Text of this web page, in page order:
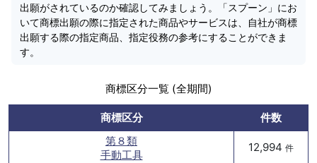
出願がされているのか確認してみましょう。「スプーン」にお
いて商標出願の際に指定された商品やサービスは、自社が商標
出願する際の指定商品、指定役務の参考にすることができま
す。
商標区分一覧 (全期間)
商標区分
件数
第８類
手動工具
12,994 件